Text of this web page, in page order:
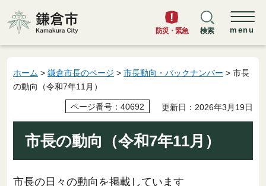
鎌倉市
防災・緊急 検索 menu
ホーム > 鎌倉市長のページ > 市長動向・バックナンバー > 市長
の動向（令和7年11月）
ページ番号：40692 更新日：2026年3月19日
市長の動向（令和7年11月）
市長の日々の動向を掲載しています